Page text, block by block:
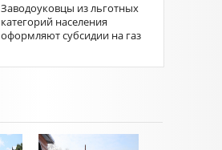
Заводоуковцы из льготных
категорий населения
оформляют субсидии на газ